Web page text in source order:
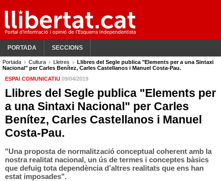
PORTADA SECCIONS
Portada Cultura Lletres
Llibres del Segle publica "Elements per a una Sintaxi
Nacional" per Carles Benítez, Carles Castellanos i Manuel Costa-Pau.
ESPAI COMUNICATIU 09/04/2019
Llibres del Segle publica "Elements per
a una Sintaxi Nacional" per Carles
Benítez, Carles Castellanos i Manuel
Costa-Pau.
"Una proposta de normalització conceptual coherent amb la
nostra realitat nacional, un ús de termes i conceptes bàsics
que defuig tota dependència d’altres realitats que ens han
estat imposades".